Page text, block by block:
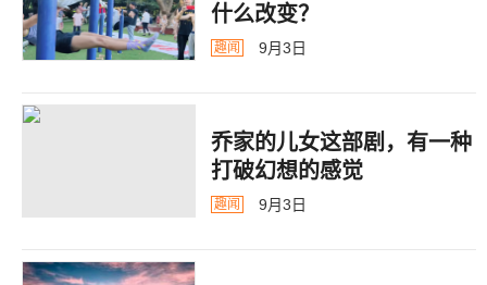
什么改变？
趣闻 9月3日
乔家的儿女这部剧，有一种
打破幻想的感觉
趣闻 9月3日